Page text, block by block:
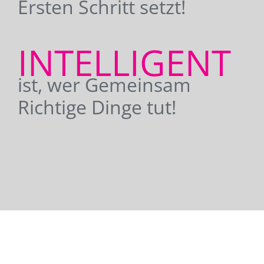
Ersten Schritt setzt!
INTELLIGENT
ist, wer Gemeinsam
Richtige Dinge tut!